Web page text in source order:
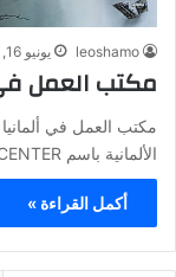
leoshamo يونيو 16, 2022
مكتب العمل في
مكتب العمل في
الألمانية باسم JOBCENTER ، وهو له دور كبير في توفير…
أكمل القراءة »